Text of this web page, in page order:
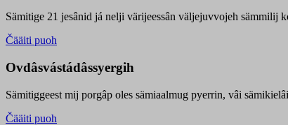
Sämitige 21 jesânid já nelji värijeessân väljejuvvojeh sämmilij
Čääiti puoh
Ovdâsvástádâssyergih
Sämitiggeest mij porgâp oles sämiaalmug pyerrin, vâi
Čääiti puoh